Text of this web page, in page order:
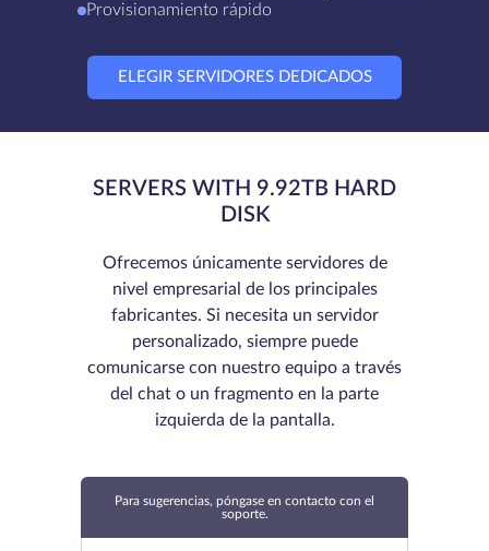
Provisionamiento rápido
ELEGIR SERVIDORES DEDICADOS
SERVERS WITH 9.92TB HARD
DISK
Ofrecemos únicamente servidores de
nivel empresarial de los principales
fabricantes. Si necesita un servidor
personalizado, siempre puede
comunicarse con nuestro equipo a través
del chat o un fragmento en la parte
izquierda de la pantalla.
Para sugerencias, póngase en contacto con el
soporte.